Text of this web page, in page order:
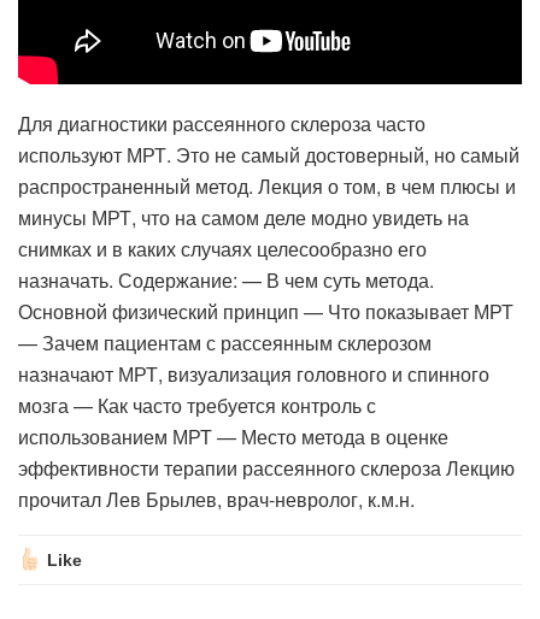
Для диагностики рассеянного склероза часто
используют МРТ. Это не самый достоверный, но самый
распространенный метод. Лекция о том, в чем плюсы и
минусы МРТ, что на самом деле модно увидеть на
снимках и в каких случаях целесообразно его
назначать. Содержание: — В чем суть метода.
Основной физический принцип — Что показывает МРТ
— Зачем пациентам с рассеянным склерозом
назначают МРТ, визуализация головного и спинного
мозга — Как часто требуется контроль с
использованием МРТ — Место метода в оценке
эффективности терапии рассеянного склероза Лекцию
прочитал Лев Брылев, врач-невролог, к.м.н.
Like